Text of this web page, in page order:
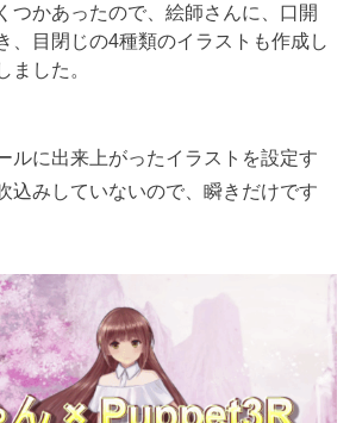
つかあったので、絵師さんに、口開
、目閉じの4種類のイラストも作成し
ました。
ルに出来上がったイラストを設定す
込みしていないので、瞬きだけです